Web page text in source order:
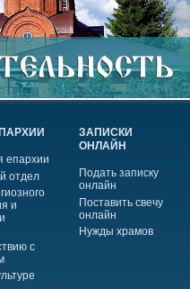
епархии
отдел
и
с
ЗАПИСКИ
ОНЛАЙН
Подать записку
онлайн
Поставить свечу
онлайн
Нужды храмов